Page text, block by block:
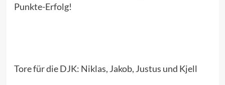
Punkte-Erfolg!
Tore für die DJK: Niklas, Jakob, Justus und Kjell